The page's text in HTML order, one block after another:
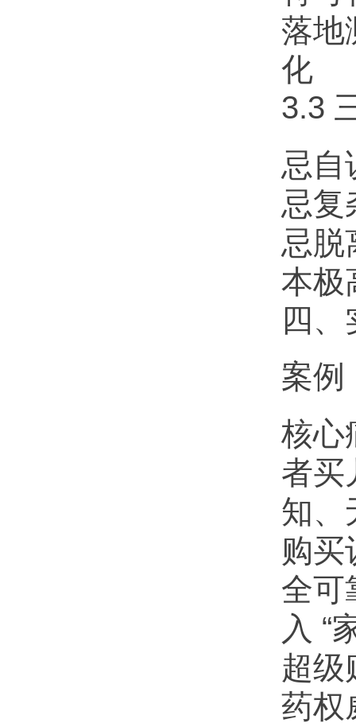
落地
化
3.3
忌自
忌复
忌脱
本极
四
案例
核心
者买
知、
购买
全可
入 “
超级
药权